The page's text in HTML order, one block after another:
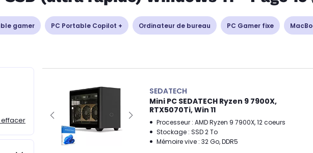
gamer PC Portable Copilot + Ordinateur de bureau PC Gamer fixe
effacer
SEDATECH
Mini PC SEDATECH Ryzen 9 7900X,
RTX5070Ti, Win 11
Processeur : AMD Ryzen 9 7900X, 12 coeurs
Stockage : SSD 2 To
Mémoire vive : 32 Go, DDR5